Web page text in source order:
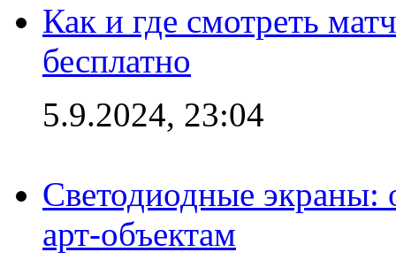
Как и где смотреть
бесплатно
5.9.2024, 23:04
Светодиодные
арт-объектам